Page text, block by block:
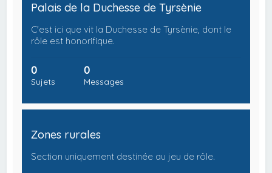
Palais de la Duchesse de Tyrsènie
C'est ici que vit la Duchesse de Tyrsènie, dont le
rôle est honorifique.
0
Sujets
0
Messages
Zones rurales
Section uniquement destinée au jeu de rôle.